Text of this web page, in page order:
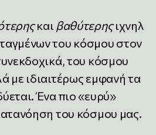
και βαθύτερηςιχνηλ
του κόσμου στον
του κόσμου
με ιδιαιτέρως εμφανή τα
Ένα πιο «ευρύ»
του κόσμου μας.